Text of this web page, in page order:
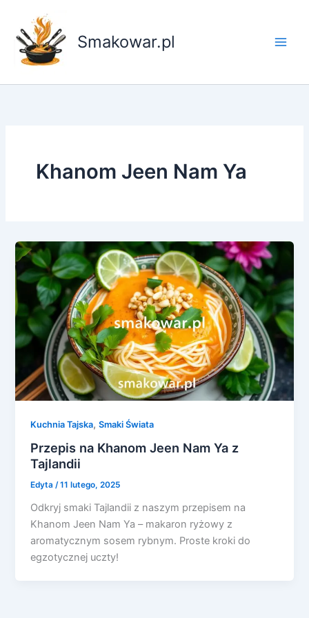
treści
Smakowar.pl
Khanom Jeen Nam Ya
Kuchnia Tajska,Smaki Świata
Przepis na Khanom Jeen Nam Ya z
Tajlandii
Edyta/11 lutego, 2025
Odkryj smaki Tajlandii z naszym przepisem na
Khanom Jeen Nam Ya – makaron ryżowy z
aromatycznym sosem rybnym. Proste kroki do
egzotycznej uczty!